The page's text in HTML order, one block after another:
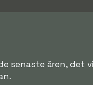
senaste åren, det